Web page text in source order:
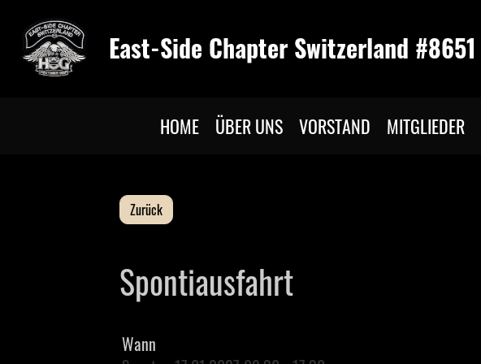
East-Side Chapter Switzerland #8651
HOME ÜBER UNS VORSTAND MITGLIEDER
Zurück
Spontiausfahrt
Wann